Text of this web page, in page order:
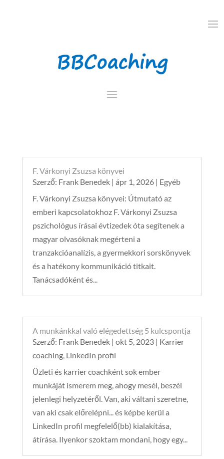
F. Várkonyi Zsuzsa könyvei
Szerző: Frank Benedek| ápr 1, 2026| Egyéb
F. Várkonyi Zsuzsa könyvei: Útmutató az
emberi kapcsolatokhoz F. Várkonyi Zsuzsa
pszichológus írásai évtizedek óta segítenek a
magyar olvasóknak megérteni a
tranzakcióanalízis, a gyermekkori sorskönyvek
és a hatékony kommunikáció titkait.
Tanácsadóként és...
A munkánkkal való elégedettség 5 kulcspontja
Szerző: Frank Benedek| okt 5, 2023| Karrier
coaching, LinkedIn profil
Üzleti és karrier coachként sok ember
munkáját ismerem meg, ahogy mesél, beszél
jelenlegi helyzetéről. Van, aki váltani szeretne,
van aki csak előrelépni... és képbe kerül a
LinkedIn profil megfelelő(bb) kialakítása,
átírása. Ilyenkor szoktam mondani, hogy egy...